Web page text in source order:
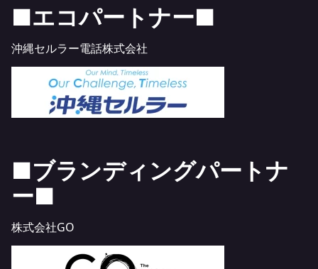
■エコパートナー■
沖縄セルラー電話株式会社
■ブランディングパートナ
ー■
株式会社GO